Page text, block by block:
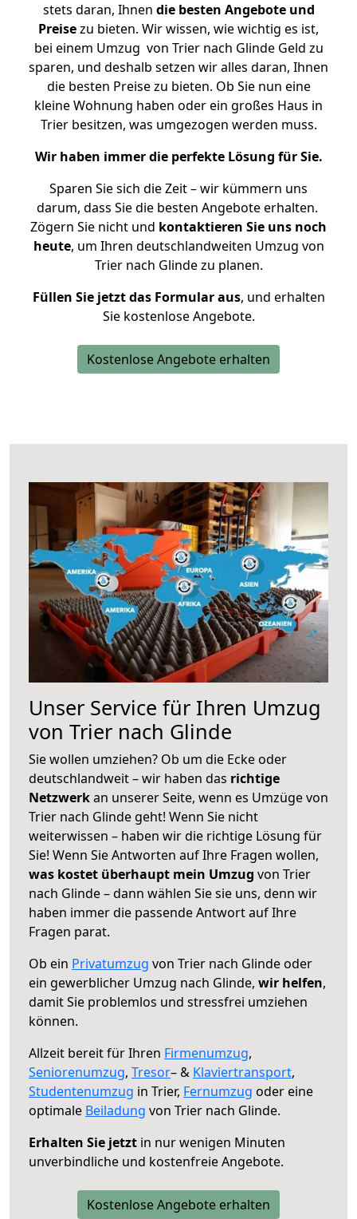
stets daran, Ihnen die besten Angebote und
Preisezu bieten. Wir wissen, wie wichtig es ist,
bei einem Umzug von Trier nach Glinde Geld zu
sparen, und deshalb setzen wir alles daran, Ihnen
die besten Preise zu bieten. Ob Sie nun eine
kleine Wohnung haben oder ein großes Haus in
Trier besitzen, was umgezogen werden muss.
Wir haben immer die perfekte Lösung für Sie.
Sparen Sie sich die Zeit – wir kümmern uns
darum, dass Sie die besten Angebote erhalten.
Zögern Sie nicht und kontaktieren Sie uns noch
heute, um Ihren deutschlandweiten Umzug von
Trier nach Glinde zu planen.
Füllen Sie jetzt das Formular aus, und erhalten
Sie kostenlose Angebote.
Kostenlose Angebote erhalten
Unser Service für Ihren Umzug
von Trier nach Glinde
Sie wollen umziehen? Ob um die Ecke oder
deutschlandweit – wir haben das richtige
Netzwerkan unserer Seite, wenn es Umzüge von
Trier nach Glinde geht! Wenn Sie nicht
weiterwissen – haben wir die richtige Lösung für
Sie! Wenn Sie Antworten auf Ihre Fragen wollen,
was kostet überhaupt mein Umzug von Trier
nach Glinde – dann wählen Sie sie uns, denn wir
haben immer die passende Antwort auf Ihre
Fragen parat.
Ob ein Privatumzug von Trier nach Glinde oder
ein gewerblicher Umzug nach Glinde, wir helfen,
damit Sie problemlos und stressfrei umziehen
können.
Allzeit bereit für Ihren Firmenumzug,
Seniorenumzug, Tresor– & Klaviertransport,
Studentenumzug in Trier, Fernumzug oder eine
optimale Beiladung von Trier nach Glinde.
Erhalten Sie jetzt in nur wenigen Minuten
unverbindliche und kostenfreie Angebote.
Kostenlose Angebote erhalten